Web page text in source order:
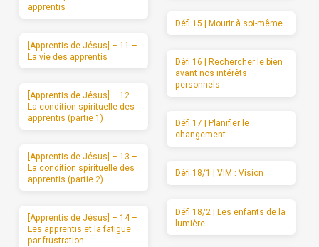
apprentis
[Apprentis de Jésus] – 11 –
La vie des apprentis
[Apprentis de Jésus] – 12 –
La condition spirituelle des
apprentis (partie 1)
[Apprentis de Jésus] – 13 –
La condition spirituelle des
apprentis (partie 2)
[Apprentis de Jésus] – 14 –
Les apprentis et la fatigue
par frustration
Défi 15 | Mourir à soi-même
Défi 16 | Rechercher le bien
avant nos intérêts
personnels
Défi 17 | Planifier le
changement
Défi 18/1 | VIM : Vision
Défi 18/2 | Les enfants de la
lumière